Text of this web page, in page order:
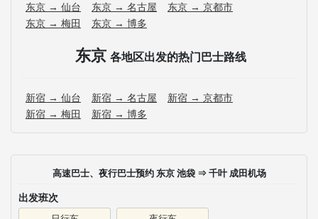
东京 → 仙台 东京 → 名古屋
东京 → 京都市
东京 → 梅田
东京 → 博多
东京 各地区出发的热门巴士路线
新宿 → 仙台 新宿 → 名古屋
新宿 → 京都市
新宿 → 梅田
新宿 → 博多
高速巴士、夜行巴士预约 东京 池袋 ⇒ 千叶 成田机场
出发班次